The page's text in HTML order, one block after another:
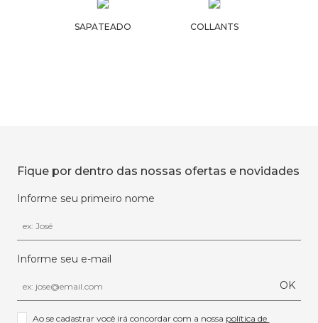
SAPATEADO COLLANTS
Fique por dentro das nossas ofertas e novidades
Informe seu primeiro nome
Informe seu e-mail
OK
Ao se cadastrar você irá concordar com a nossa política de